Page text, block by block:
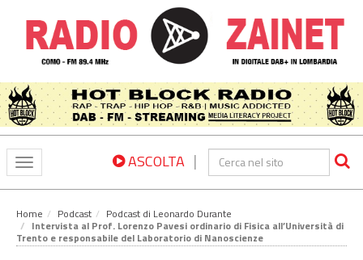
Toggle
navigation
ASCOLTA |
Home Podcast Podcast di Leonardo Durante
Intervista al Prof. Lorenzo Pavesi ordinario di Fisica all’Università di
Trento e responsabile del Laboratorio di Nanoscienze